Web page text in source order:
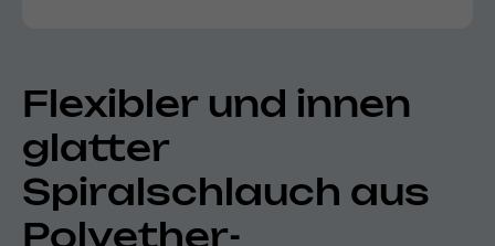
Flexibler und innen
glatter
Spiralschlauch aus
Polyether-